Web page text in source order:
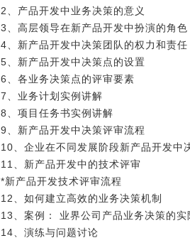
2、产品开发中业务决策的意义
3、高层领导在新产品开发中扮演的角色
4、新产品开发中决策团队的权力和责任
5、新产品开发中决策点的设置
6、各业务决策点的评审要素
7、业务计划实例讲解
8、项目任务书实例讲解
9、新产品开发中决策评审流程
10、企业在不同发展阶段新产品开发中
11、新产品开发中的技术评审
*新产品开发技术评审流程
12、如何建立高效的业务决策机制
13、案例： 业界公司产品业务决策的实
14、演练与问题讨论